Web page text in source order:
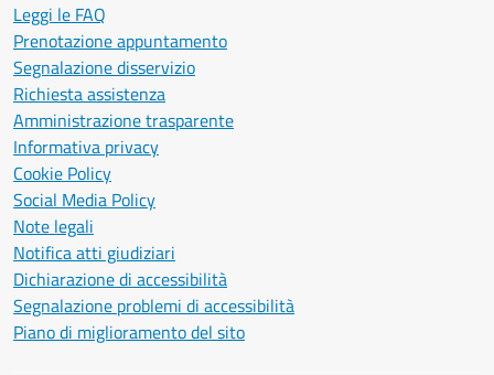
Leggi le FAQ
Prenotazione appuntamento
Segnalazione disservizio
Richiesta assistenza
Amministrazione trasparente
Informativa privacy
Cookie Policy
Social Media Policy
Note legali
Notifica atti giudiziari
Dichiarazione di accessibilità
Segnalazione problemi di accessibilità
Piano di miglioramento del sito